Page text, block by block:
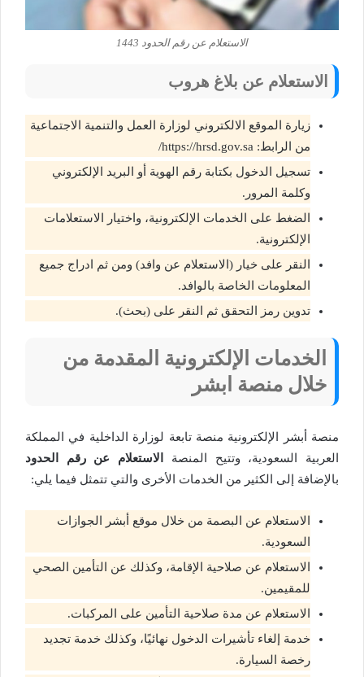
الاستعلام عن رقم الحدود 1443
الاستعلام عن بلاغ هروب
زيارة الموقع الالكتروني لوزارة العمل والتنمية الاجتماعية
من الرابط: https://hrsd.gov.sa/
تسجيل الدخول بكتابة رقم الهوية أو البريد الإلكتروني
وكلمة المرور.
الضغط على الخدمات الإلكترونية، واختيار الاستعلامات
الإلكترونية.
النقر على خيار (الاستعلام عن وافد) ومن ثم ادراج جميع
المعلومات الخاصة بالوافد.
تدوين رمز التحقق ثم النقر على (بحث).
الخدمات الإلكترونية المقدمة من
خلال منصة ابشر
منصة أبشر الإلكترونية منصة تابعة لوزارة الداخلية في المملكة
العربية السعودية، وتتيح المنصة
الاستعلام عن رقم الحدود
بالإضافة إلى الكثير من الخدمات الأخرى والتي تتمثل فيما يلي:
الاستعلام عن البصمة من خلال موقع أبشر الجوازات
السعودية.
الاستعلام عن صلاحية الإقامة، وكذلك عن التأمين الصحي
للمقيمين.
الاستعلام عن مدة صلاحية التأمين على المركبات.
خدمة إلغاء تأشيرات الدخول نهائيًا، وكذلك خدمة تجديد
رخصة السيارة.